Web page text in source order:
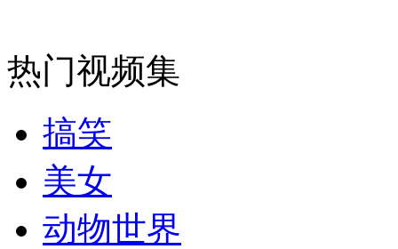
女孩北京地铁殴打老人 痛下狠手拳打脚踢
无痛分娩是否安全 医生回应
热门视频集
搞笑
美女
动物世界